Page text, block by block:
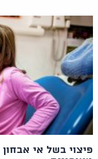
פיצוי בשל אי